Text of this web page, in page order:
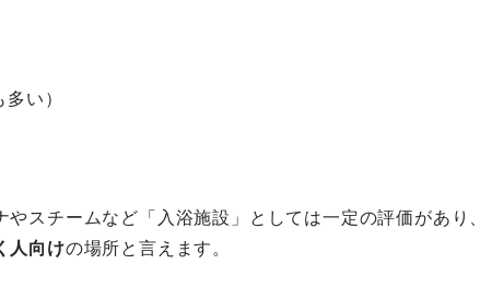
い）
やスチームなど「入浴施設」としては一定の評価があり、
人向けの場所と言えます。